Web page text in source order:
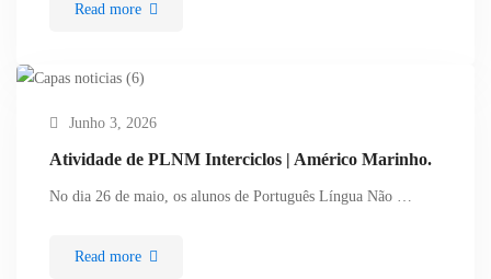
Read more
Junho 3, 2026
Atividade de PLNM Interciclos | Américo Marinho.
No dia 26 de maio, os alunos de Português Língua Não …
Read more